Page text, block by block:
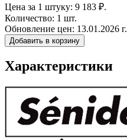
Цена за 1 штуку: 9 183 ₽.
Количество: 1 шт.
Обновление цен: 13.01.2026 г.
Добавить в корзину
Характеристики